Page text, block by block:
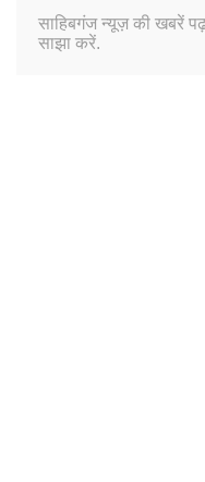
साहिबगंज न्यूज़ की खबरें
साझा करें.